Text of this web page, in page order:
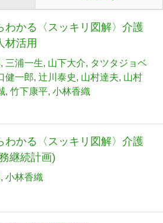
わかる〈スッキリ図解〉介護
材活用
三浦一生 山下大介
タツタジョベ
健一郎 辻󠄀川泰史 山村達夫 山村
竹下康平 小林香織
わかる〈スッキリ図解〉介護
継続計画)
小林香織